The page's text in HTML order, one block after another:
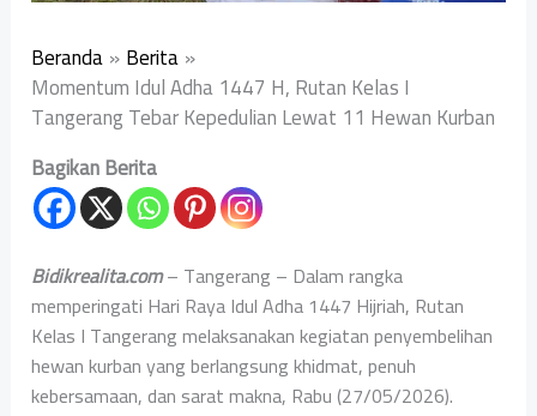
Beranda Berita
Momentum Idul Adha 1447 H, Rutan Kelas I
Tangerang Tebar Kepedulian Lewat 11 Hewan Kurban
Bagikan Berita
Bidikrealita.com– Tangerang – Dalam rangka
memperingati Hari Raya Idul Adha 1447 Hijriah, Rutan
Kelas I Tangerang melaksanakan kegiatan penyembelihan
hewan kurban yang berlangsung khidmat, penuh
kebersamaan, dan sarat makna, Rabu (27/05/2026).